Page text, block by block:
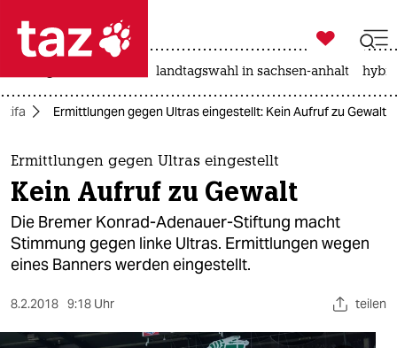
 taz zahl ich
taz zahl ich
themen
politik
öko

taz zahl ich
landtagswahl in sachsen-anhalt
Ermittlungen gegen Ultras eingestellt: Kein Aufruf zu Gewalt
Ermittlungen gegen Ultras eingestellt
Kein Aufruf zu Gewalt
Die Bremer Konrad-Adenauer-Stiftung macht
Stimmung gegen linke Ultras. Ermittlungen wegen
eines Banners werden eingestellt.
8.2.2018 9:18 Uhr teilen